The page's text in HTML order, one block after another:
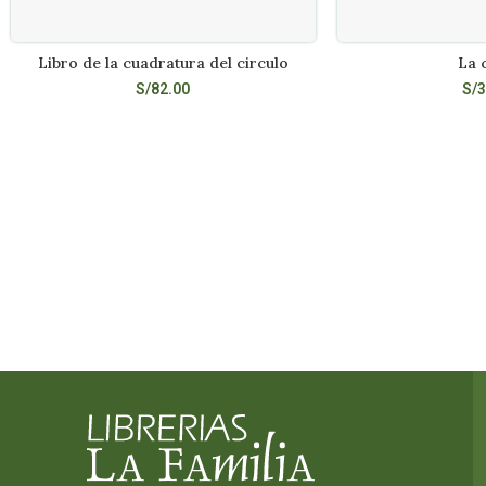
LEER MÁS
Libro de la cuadratura del circulo
S/82.00
La
S/